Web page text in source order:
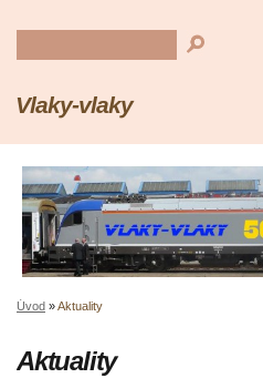
Vlaky-vlaky
Úvod »Aktuality
Aktuality